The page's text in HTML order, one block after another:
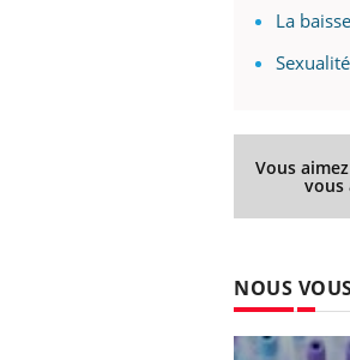
La
Vous
vous
NOUS
Le Ramadan approche,
nombreuses personnes